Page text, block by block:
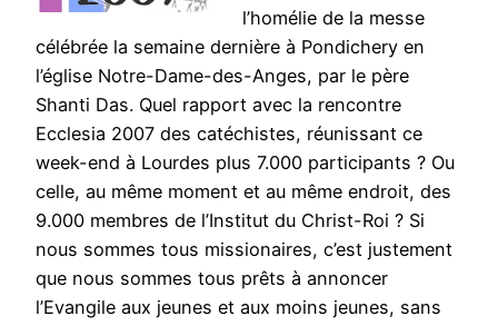
l’homélie de la messe
célébrée la semaine dernière à Pondichery en
l’église Notre-Dame-des-Anges, par le père
Shanti Das. Quel rapport avec la rencontre
Ecclesia 2007 des catéchistes, réunissant ce
week-end à Lourdes plus 7.000 participants ? Ou
celle, au même moment et au même endroit, des
9.000 membres de l’Institut du Christ-Roi ? Si
nous sommes tous missionaires, c’est justement
que nous sommes tous prêts à annoncer
l’Evangile aux jeunes et aux moins jeunes, sans